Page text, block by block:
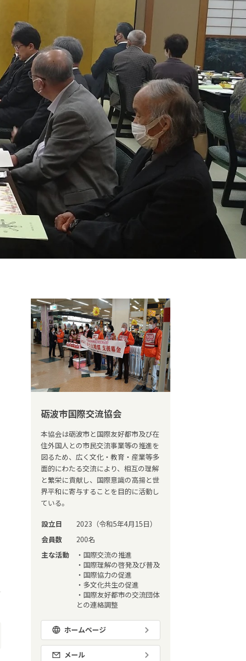
砺波市国際交流協会
本協会は砺波市と国際友好都市及び在
住外国人との市民交流事業等の推進を
図るため、広く文化・教育・産業等多
面的にわたる交流により、相互の理解
と繁栄に貢献し、国際意識の高揚と世
界平和に寄与することを目的に活動し
ている。
設立日
2023（令和5年4月15日）
会員数
200名
主な活動
・国際交流の推進
・国際理解の啓発及び普及
・国際協力の促進
・多文化共生の促進
・国際友好都市の交流団体
との連絡調整
ホームページ
メール